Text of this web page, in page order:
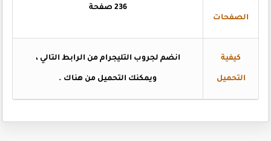
الصفحات
236 صفحة
كيفية
التحميل
انضم لجروب التليجرام من الرابط التالي ،
ويمكنك التحميل من هناك .